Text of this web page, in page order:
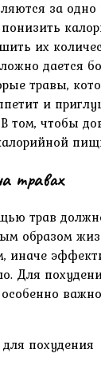
за
их
дается
травы,
и
том, чтобы
травах
трав
образом
иначе
Для